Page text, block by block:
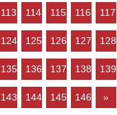
113 114 115 116 117
124 125 126 127 128
135 136 137 138 139
143 144 145 146 »